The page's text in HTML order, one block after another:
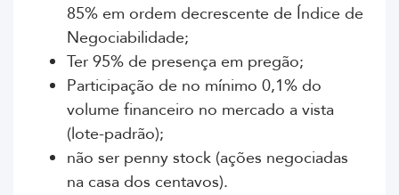
85% em ordem decrescente de Índice de
Negociabilidade;
Ter 95% de presença em pregão;
Participação de no mínimo 0,1% do
volume financeiro no mercado a vista
(lote-padrão);
não ser penny stock (ações negociadas
na casa dos centavos).